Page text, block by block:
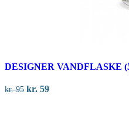
DESIGNER VANDFLASKE
kr.95 Den
kr. 59Den